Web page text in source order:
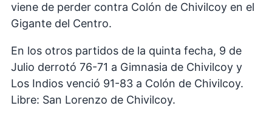
viene de perder contra Colón de Chivilcoy en el
Gigante del Centro.
En los otros partidos de la quinta fecha, 9 de
Julio derrotó 76-71 a Gimnasia de Chivilcoy y
Los Indios venció 91-83 a Colón de Chivilcoy.
Libre: San Lorenzo de Chivilcoy.